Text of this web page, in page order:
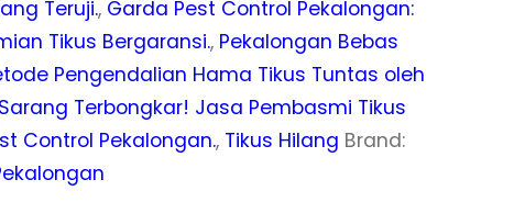
Teruji., Garda Pest Control Pekalongan:
Tikus Bergaransi., Pekalongan Bebas
Pengendalian Hama Tikus Tuntas oleh
Sarang Terbongkar! Jasa Pembasmi Tikus
Control Pekalongan., Tikus Hilang Brand: